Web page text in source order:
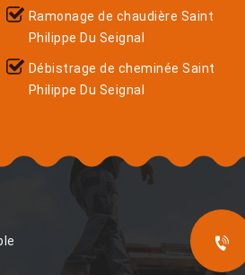
Ramonage de chaudière Saint
Philippe Du Seignal
Débistrage de cheminée Saint
Philippe Du Seignal